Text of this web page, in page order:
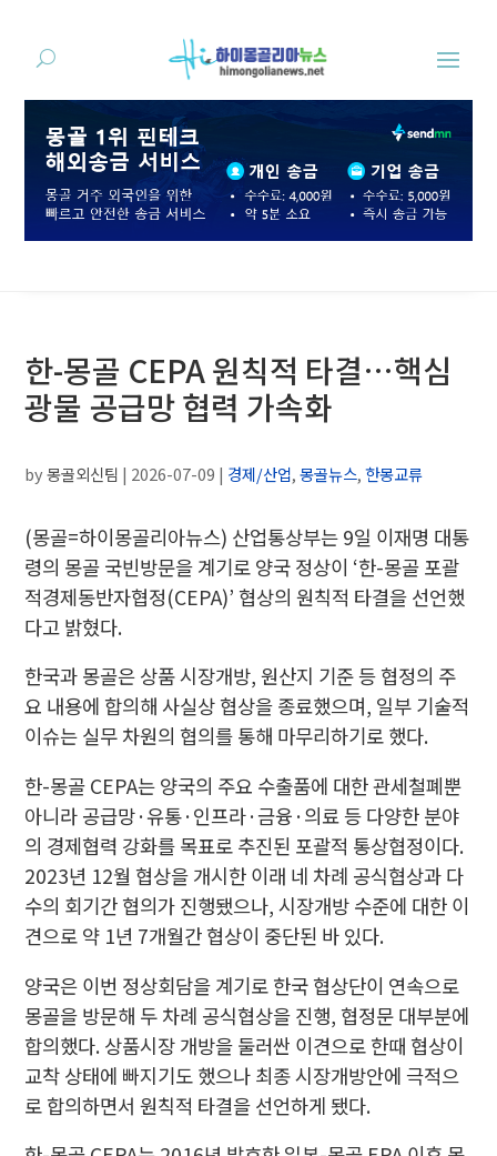
한-몽골 CEPA 원칙적 타결…핵심
광물 공급망 협력 가속화
by몽골외신팀 | 2026-07-09 | 경제/산업,몽골뉴스,한몽교류
(몽골=하이몽골리아뉴스) 산업통상부는 9일 이재명 대통
령의 몽골 국빈방문을 계기로 양국 정상이 ‘한-몽골 포괄
적경제동반자협정(CEPA)’ 협상의 원칙적 타결을 선언했
다고 밝혔다.
한국과 몽골은 상품 시장개방, 원산지 기준 등 협정의 주
요 내용에 합의해 사실상 협상을 종료했으며, 일부 기술적
이슈는 실무 차원의 협의를 통해 마무리하기로 했다.
한-몽골 CEPA는 양국의 주요 수출품에 대한 관세철폐뿐
아니라 공급망·유통·인프라·금융·의료 등 다양한 분야
의 경제협력 강화를 목표로 추진된 포괄적 통상협정이다.
2023년 12월 협상을 개시한 이래 네 차례 공식협상과 다
수의 회기간 협의가 진행됐으나, 시장개방 수준에 대한 이
견으로 약 1년 7개월간 협상이 중단된 바 있다.
양국은 이번 정상회담을 계기로 한국 협상단이 연속으로
몽골을 방문해 두 차례 공식협상을 진행, 협정문 대부분에
합의했다. 상품시장 개방을 둘러싼 이견으로 한때 협상이
교착 상태에 빠지기도 했으나 최종 시장개방안에 극적으
로 합의하면서 원칙적 타결을 선언하게 됐다.